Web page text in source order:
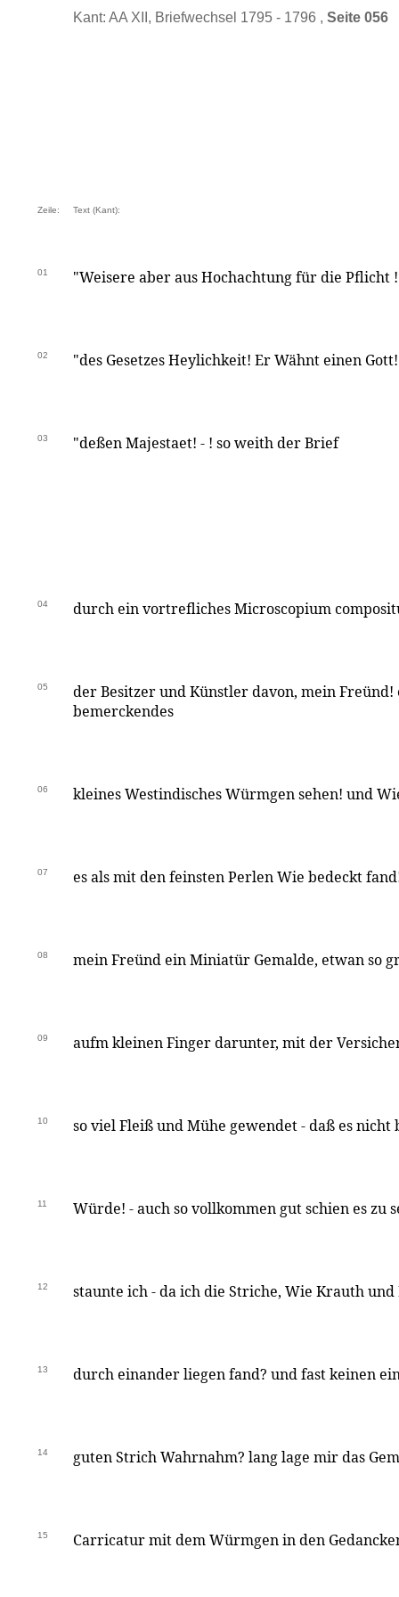
Kant: AA XII, Briefwechsel 1795 - 1796 , Seite 056
Zeile: Text (Kant):
01 "Weisere aber aus Hochachtung für die Pflicht
02 "des Gesetzes Heylichkeit! Er Wähnt einen
03 "deßen Majestaet! - ! so weith der Brief
04 durch ein vortrefliches Microscopium
05
der Besitzer und Künstler davon, mein Freünd!
bemerckendes
06 kleines Westindisches Würmgen sehen! und
07 es als mit den feinsten Perlen Wie bedeckt
08 mein Freünd ein Miniatür Gemalde, etwan so
09 aufm kleinen Finger darunter, mit der
10 so viel Fleiß und Mühe gewendet - daß es nicht
11 Würde! - auch so vollkommen gut schien es zu
12 staunte ich - da ich die Striche, Wie Krauth
13 durch einander liegen fand? und fast keinen
14 guten Strich Wahrnahm? lang lage mir das
15 Carricatur mit dem Würmgen in den